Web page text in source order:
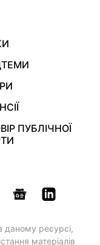
ПУБЛІЧНОЇ
даному ресурсі,
матеріалів